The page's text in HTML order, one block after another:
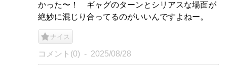
かった〜！ ギャグのターンとシリアスな場面が
絶妙に混じり合ってるのがいいんですよねー。
ナイス
コメント(0) 2025/08/28